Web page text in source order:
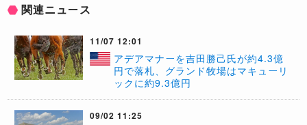
関連ニュース
11/07 12:01
アデアマナーを吉田勝己氏が約4.3億
円で落札、グランド牧場はマキューリ
ックに約9.3億円
09/02 11:25